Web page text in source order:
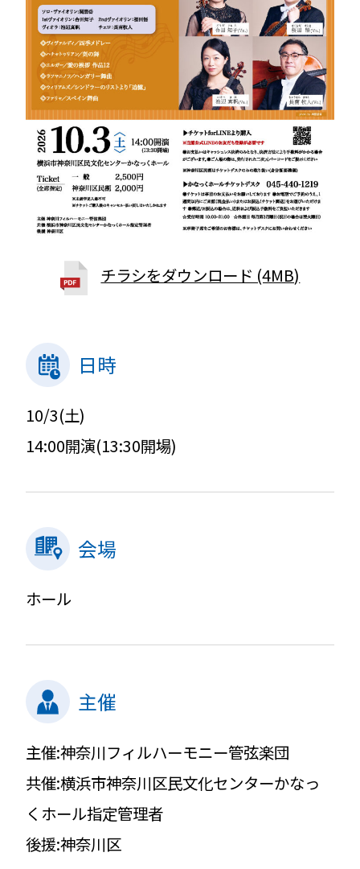
チラシをダウンロード (4MB)
日時
10/3(土)
14:00開演(13:30開場)
会場
ホール
主催
主催:神奈川フィルハーモニー管弦楽団
共催:横浜市神奈川区民文化センターかなっ
くホール指定管理者
後援:神奈川区